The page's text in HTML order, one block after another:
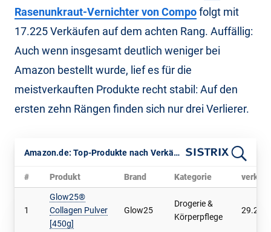
Rasenunkraut-Vernichter von Compofolgt mit
17.225 Verkäufen auf dem achten Rang. Auffällig:
Auch wenn insgesamt deutlich weniger bei
Amazon bestellt wurde, lief es für die
meistverkauften Produkte recht stabil: Auf den
ersten zehn Rängen finden sich nur drei Verlierer.
Amazon.de: Top-Produkte nach Verkäufen im April 2026
# Produkt Brand Kategorie
1
Glow25®
Collagen Pulver
[450g]
Glow25
Drogerie &
Körperpflege
29.266